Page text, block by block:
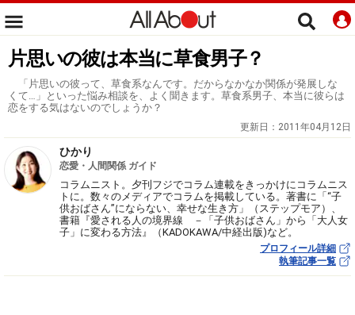
片思いの彼は本当に草食男子？
「片思いの彼って、草食系なんです。だからなかなか関係が発展しな
くて…」といった悩み相談を、よく聞きます。草食系男子、本当に彼らは
恋をする気はないのでしょうか？
更新日： 2011年04月12日
ひかり
恋愛・人間関係 ガイド
コラムニスト。夕刊フジでコラム連載をきっかけにコラムニス
トに。数々のメディアでコラムを掲載している。著書に「“子
供おばさん”にならない、幸せな生き方」（ステップモア）、
書籍『愛される人の境界線 －「子供おばさん」から「大人女
子」に変わる方法』（KADOKAWA/中経出版)など。
プロフィール詳細
執筆記事一覧